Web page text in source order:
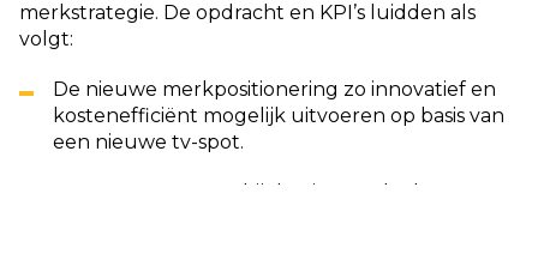
merkstrategie. De opdracht en KPI’s luidden als
volgt:
De nieuwe merkpositionering zo innovatief en
kostenefficiënt mogelijk uitvoeren op basis van
een nieuwe tv-spot.